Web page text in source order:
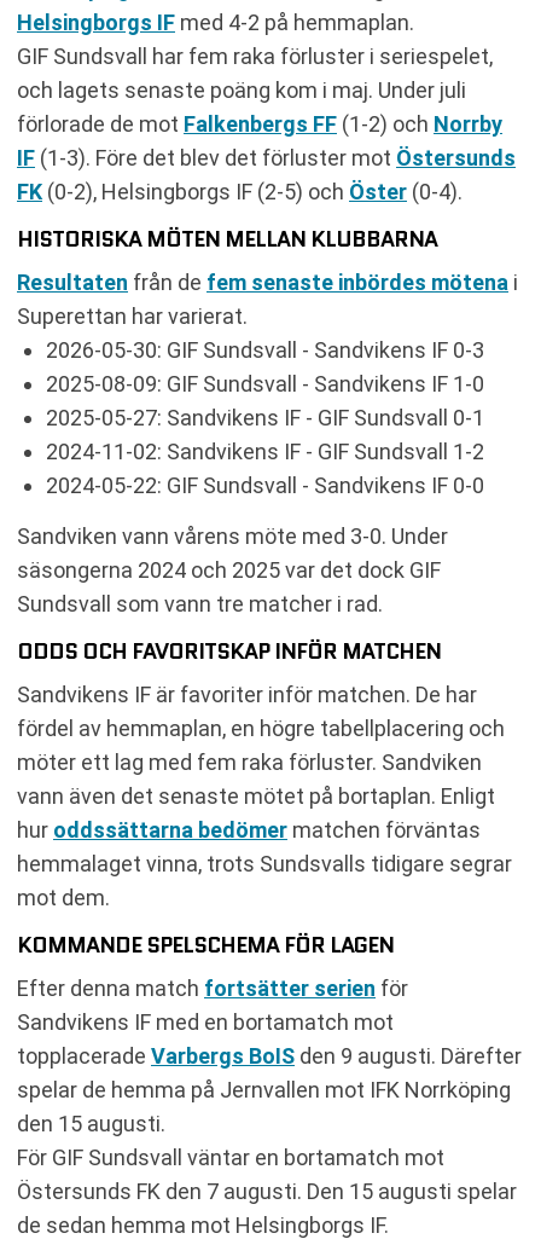
Helsingborgs IF med 4-2 på hemmaplan.
GIF Sundsvall har fem raka förluster i seriespelet,
och lagets senaste poäng kom i maj. Under juli
förlorade de mot Falkenbergs FF (1-2) och Norrby
IF (1-3). Före det blev det förluster mot Östersunds
FK (0-2), Helsingborgs IF (2-5) och Öster (0-4).
HISTORISKA MÖTEN MELLAN KLUBBARNA
Resultaten från de fem senaste inbördes mötena i
Superettan har varierat.
2026-05-30: GIF Sundsvall - Sandvikens IF 0-3
2025-08-09: GIF Sundsvall - Sandvikens IF 1-0
2025-05-27: Sandvikens IF - GIF Sundsvall 0-1
2024-11-02: Sandvikens IF - GIF Sundsvall 1-2
2024-05-22: GIF Sundsvall - Sandvikens IF 0-0
Sandviken vann vårens möte med 3-0. Under
säsongerna 2024 och 2025 var det dock GIF
Sundsvall som vann tre matcher i rad.
ODDS OCH FAVORITSKAP INFÖR MATCHEN
Sandvikens IF är favoriter inför matchen. De har
fördel av hemmaplan, en högre tabellplacering och
möter ett lag med fem raka förluster. Sandviken
vann även det senaste mötet på bortaplan. Enligt
hur oddssättarna bedömer matchen förväntas
hemmalaget vinna, trots Sundsvalls tidigare segrar
mot dem.
KOMMANDE SPELSCHEMA FÖR LAGEN
Efter denna match fortsätter serien för
Sandvikens IF med en bortamatch mot
topplacerade Varbergs BoIS den 9 augusti. Därefter
spelar de hemma på Jernvallen mot IFK Norrköping
den 15 augusti.
För GIF Sundsvall väntar en bortamatch mot
Östersunds FK den 7 augusti. Den 15 augusti spelar
de sedan hemma mot Helsingborgs IF.